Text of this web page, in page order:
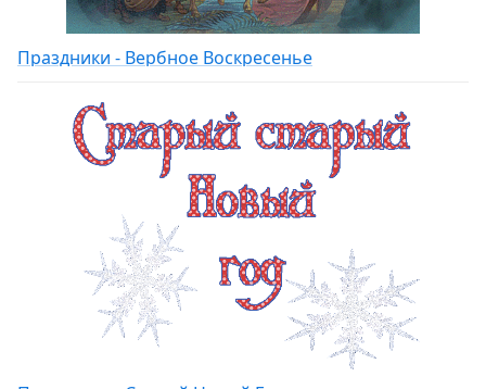
Праздники - Вербное Воскресенье